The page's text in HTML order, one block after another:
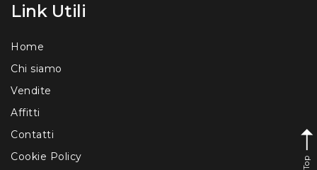
Link Utili
Home
Chi siamo
Vendite
Affitti
Contatti
Cookie Policy